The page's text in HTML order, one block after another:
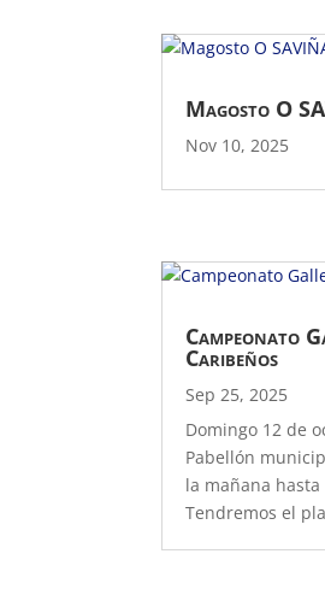
Magosto O
Nov 10, 2025
Campeonato
Caribeños
Sep 25, 2025
Domingo 12 de
Pabellón
la mañana
Tendremos el